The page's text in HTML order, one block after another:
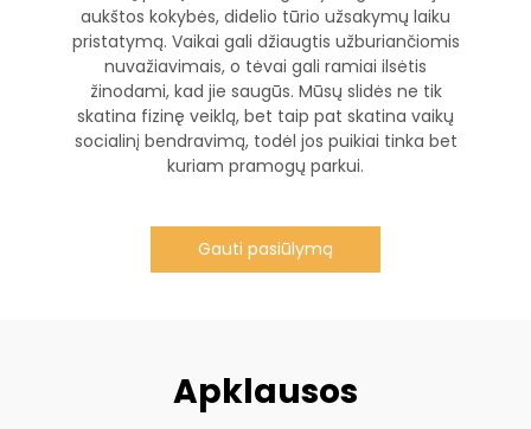
aukštos kokybės, didelio tūrio užsakymų laiku
pristatymą. Vaikai gali džiaugtis užburiančiomis
nuvažiavimais, o tėvai gali ramiai ilsėtis
žinodami, kad jie saugūs. Mūsų slidės ne tik
skatina fizinę veiklą, bet taip pat skatina vaikų
socialinį bendravimą, todėl jos puikiai tinka bet
kuriam pramogų parkui.
Gauti pasiūlymą
Apklausos